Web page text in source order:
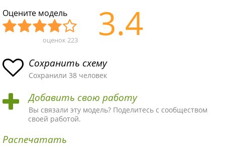
Оцените модель
асн
ая
ма
пло
хая
ма
Об
ыч
ная
ма
Хор
ая
ма
Отл
ая
ма!
оценок 223 3.4
Сохранить схему
Сохранили 38 человек
Добавить свою работу
Вы связали эту модель? Поделитесь с сообществом
своей работой.
Распечатать